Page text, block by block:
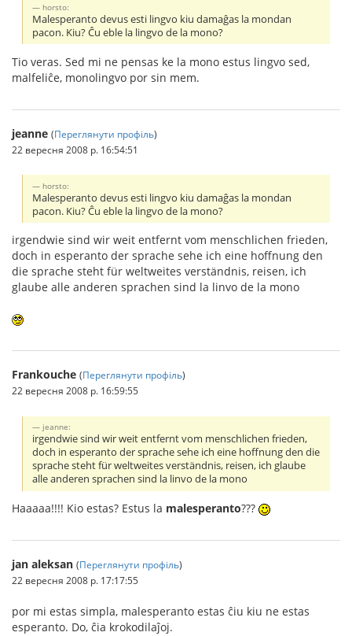
horsto:
Malesperanto devus esti lingvo kiu damaĝas la mondan
pacon. Kiu? Ĉu eble la lingvo de la mono?
Tio veras. Sed mi ne pensas ke la mono estus lingvo sed,
malfeliĉe, monolingvo por sin mem.
jeanne (Переглянути профіль)
22 вересня 2008 р. 16:54:51
horsto:
Malesperanto devus esti lingvo kiu damaĝas la mondan
pacon. Kiu? Ĉu eble la lingvo de la mono?
irgendwie sind wir weit entfernt vom menschlichen frieden,
doch in esperanto der sprache sehe ich eine hoffnung den
die sprache steht für weltweites verständnis, reisen, ich
glaube alle anderen sprachen sind la linvo de la mono
Frankouche (Переглянути профіль)
22 вересня 2008 р. 16:59:55
jeanne:
irgendwie sind wir weit entfernt vom menschlichen frieden,
doch in esperanto der sprache sehe ich eine hoffnung den die
sprache steht für weltweites verständnis, reisen, ich glaube
alle anderen sprachen sind la linvo de la mono
Haaaaa!!!! Kio estas? Estus la malesperanto???
jan aleksan (Переглянути профіль)
22 вересня 2008 р. 17:17:55
por mi estas simpla, malesperanto estas ĉiu kiu ne estas
esperanto. Do, ĉia krokodilaĵoj.